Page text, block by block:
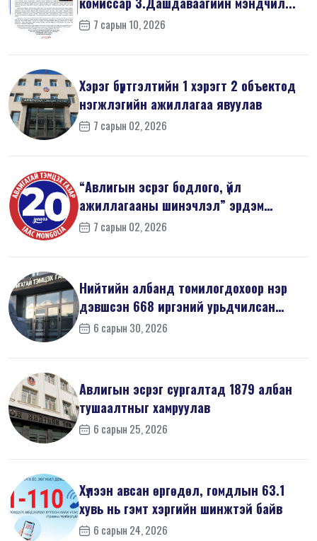
7 сарын 10, 2026
Хэрэг бүртгэлтийн 1 хэрэгт 2 объектод
нэгжлэгийн ажиллагаа явуулав
7 сарын 02, 2026
“Авлигын эсрэг бодлого, үйл
ажиллагааны шинэчлэл” эрдэм
шинжилгээний б...
7 сарын 02, 2026
Нийтийн албанд томилогдохоор нэр
дэвшсэн 668 иргэний урьдчилсан
мэдүүл...
6 сарын 30, 2026
Авлигын эсрэг сургалтад 1879 албан
тушаалтныг хамруулав
6 сарын 25, 2026
Хүлээн авсан өргөдөл, гомдлын 63.1
хувь нь гэмт хэргийн шинжтэй байв
6 сарын 24, 2026